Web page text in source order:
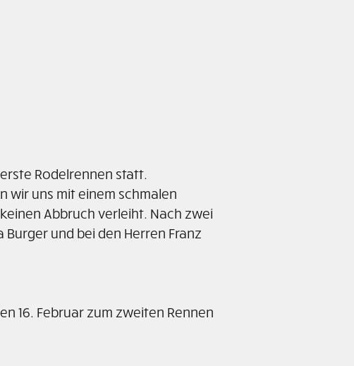
Rodelrennen statt.
wir uns mit einem schmalen
Abbruch verleiht. Nach zwei
und bei den Herren Franz
16. Februar zum zweiten Rennen